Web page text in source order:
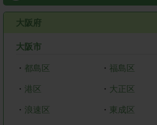
大阪府
大阪市
・ 都島区 ・ 福島区
・ 港区 ・ 大正区
・ 浪速区 ・ 東成区